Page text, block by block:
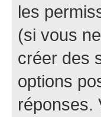
les
(si vous
créer des
options
réponses.